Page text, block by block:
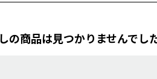
の商品は見つかりませんでした